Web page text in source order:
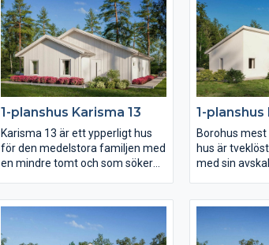
arkitekturen och en inbjudande
entré placerad centralt i husets
mitt.
vinkeln på
av det rymliga
placering
1-planshus Karisma 13
Karisma 13 är ett ypperligt hus
för den medelstora familjen med
en mindre tomt och som söker
umgängesytor – ett för varje
familjetillfälle. Vardagsrummet
är rejält och delvis avskilt från det
1-planshus
Borohus
hus är
med sin
huskroppen
kvm stort
eget badrum